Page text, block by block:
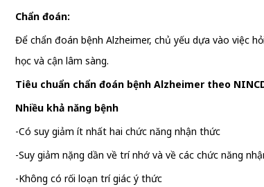
Chẩn đoán:
Để chẩn đoán bệnh Alzheimer, chủ yếu dựa vào việc
học và cận lâm sàng.
Tiêu chuẩn chẩn đoán bệnh Alzheimer theo
Nhiều khả năng bệnh
-Có suy giảm ít nhất hai chức năng nhận thức
-Suy giảm nặng dần về trí nhớ và về các chức năng
-Không có rối loạn trí giác ý thức